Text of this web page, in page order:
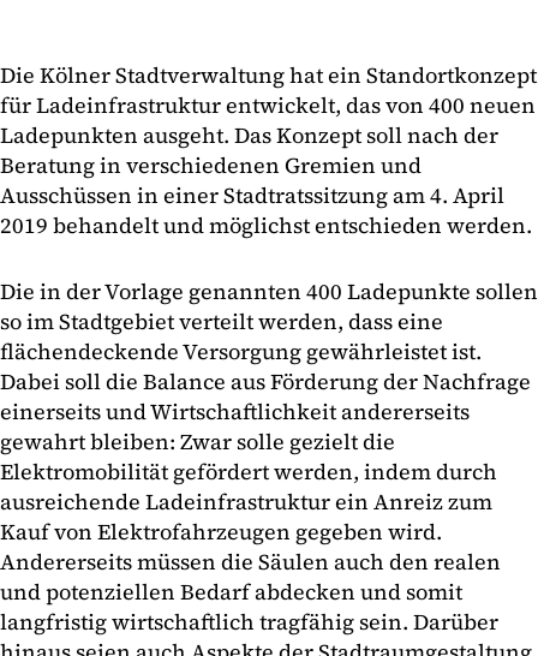
Die Kölner Stadtverwaltung hat ein Standortkonzept
für Ladeinfrastruktur entwickelt, das von 400 neuen
Ladepunkten ausgeht. Das Konzept soll nach der
Beratung in verschiedenen Gremien und
Ausschüssen in einer Stadtratssitzung am 4. April
2019 behandelt und möglichst entschieden werden.
Die in der Vorlage genannten 400 Ladepunkte sollen
so im Stadtgebiet verteilt werden, dass eine
flächendeckende Versorgung gewährleistet ist.
Dabei soll die Balance aus Förderung der Nachfrage
einerseits und Wirtschaftlichkeit andererseits
gewahrt bleiben: Zwar solle gezielt die
Elektromobilität gefördert werden, indem durch
ausreichende Ladeinfrastruktur ein Anreiz zum
Kauf von Elektrofahrzeugen gegeben wird.
Andererseits müssen die Säulen auch den realen
und potenziellen Bedarf abdecken und somit
langfristig wirtschaftlich tragfähig sein. Darüber